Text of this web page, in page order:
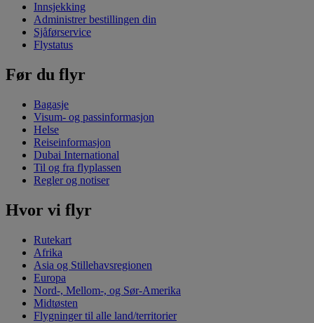
Innsjekking
Administrer bestillingen din
Sjåførservice
Flystatus
Før du flyr
Bagasje
Visum- og passinformasjon
Helse
Reiseinformasjon
Dubai International
Til og fra flyplassen
Regler og notiser
Hvor vi flyr
Rutekart
Afrika
Asia og Stillehavsregionen
Europa
Nord-, Mellom-, og Sør-Amerika
Midtøsten
Flygninger til alle land/territorier